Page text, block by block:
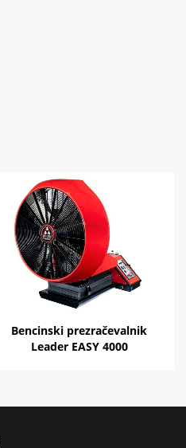
Bencinski prezračevalnik
Leader EASY 4000